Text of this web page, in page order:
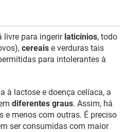
livre para ingerir laticínios, todo
cereais e verduras tais
para intolerantes à
à lactose e doença celíaca, a
diferentes graus. Assim, há
e menos com outras. É preciso
ser consumidas com maior